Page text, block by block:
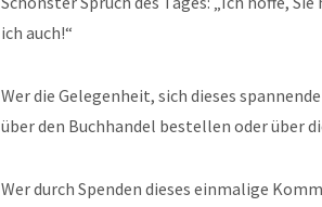
ich auch!“
Wer die Gelegenheit, sich dieses
über den Buchhandel bestellen oder über
Wer durch Spenden dieses einmalige